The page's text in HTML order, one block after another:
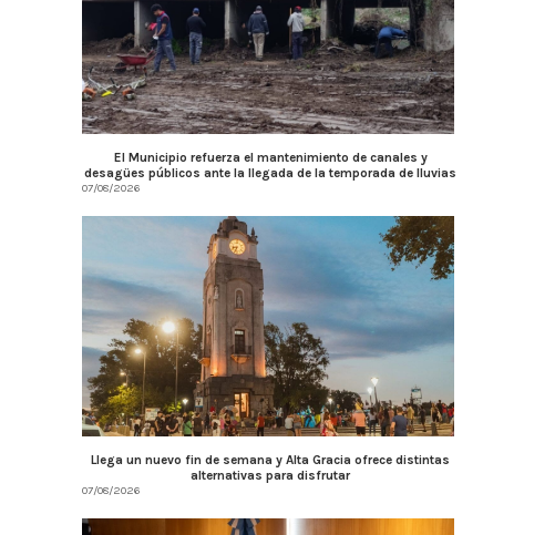
07/08/2026
El Municipio refuerza el mantenimiento de canales y
desagües públicos ante la llegada de la temporada de lluvias
07/08/2026
Llega un nuevo fin de semana y Alta Gracia ofrece distintas
alternativas para disfrutar
07/08/2026